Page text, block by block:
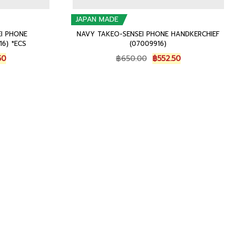
PHONE
*ECS
Current
JAPAN MADE
NAVY TAKEO-SENSEI PHONE HANDKERCHIEF
(07009916)
฿650.00 Original
฿552.50Current